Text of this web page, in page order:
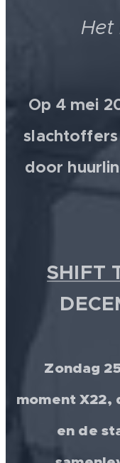
Het
Op 4 mei
door
SHIFT
Zondag
moment X22,
en de